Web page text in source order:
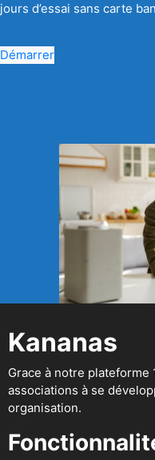
jours d’essai sans carte
Démarrer
Kananas
Grace à notre plateforme
associations à se
organisation.